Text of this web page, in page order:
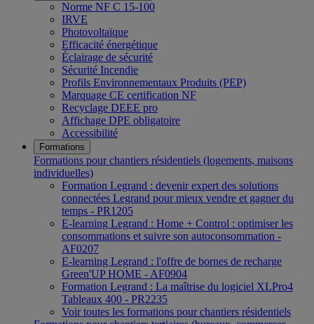
Norme NF C 15-100
IRVE
Photovoltaïque
Efficacité énergétique
Éclairage de sécurité
Sécurité Incendie
Profils Environnementaux Produits (PEP)
Marquage CE certification NF
Recyclage DEEE pro
Affichage DPE obligatoire
Accessibilité
Formations
Formations pour chantiers résidentiels (logements, maisons
individuelles)
Formation Legrand : devenir expert des solutions
connectées Legrand pour mieux vendre et gagner du
temps - PR1205
E-learning Legrand : Home + Control : optimiser les
consommations et suivre son autoconsommation -
AF0207
E-learning Legrand : l'offre de bornes de recharge
Green'UP HOME - AF0904
Formation Legrand : La maîtrise du logiciel XLPro4
Tableaux 400 - PR2235
Voir toutes les formations pour chantiers résidentiels